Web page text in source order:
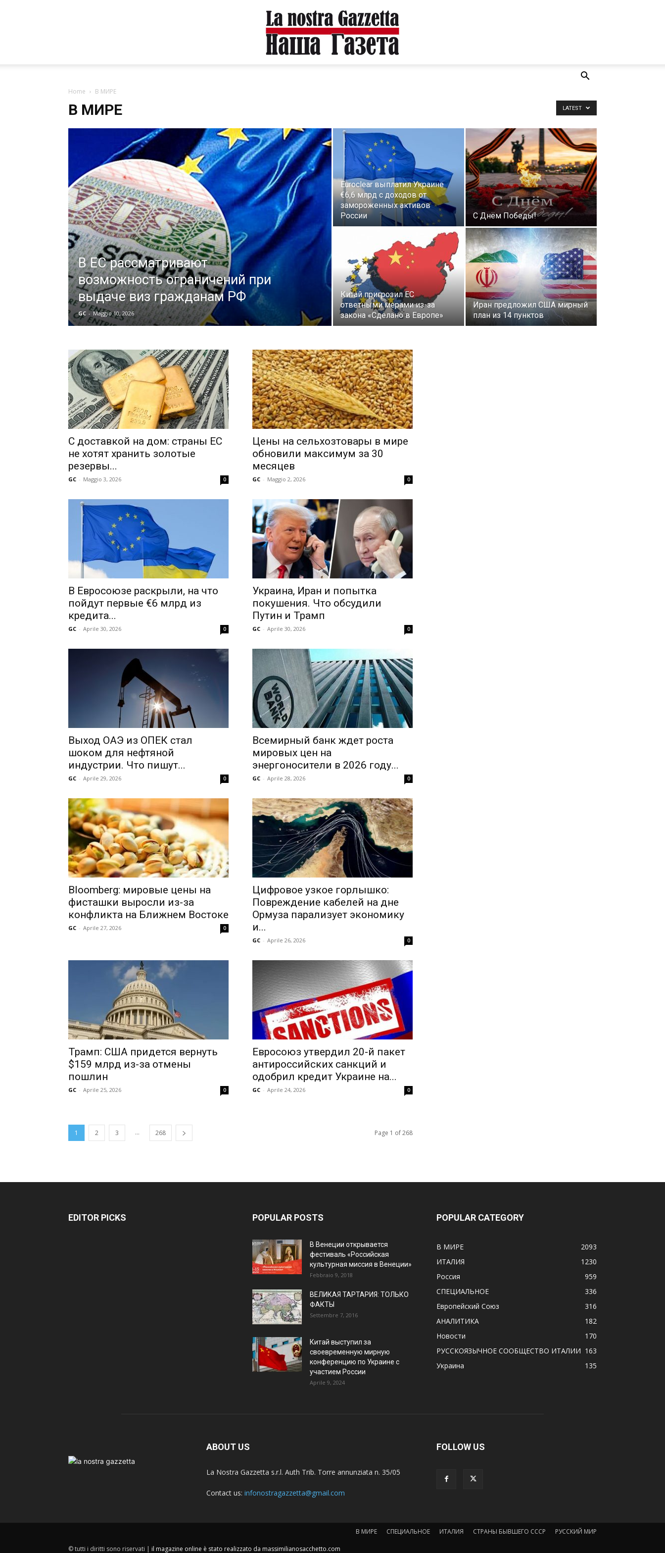
Home В МИРЕ
В МИРЕ LATEST
В ЕС рассматривают
возможность ограничений при
выдаче виз гражданам РФ
GC - Maggio 10, 2026
Euroclear выплатил Украине
€6,6 млрд с доходов от
замороженных активов
России
С Днём Победы!
Китай пригрозил ЕС
ответными мерами из-за
закона «Сделано в Европе»
Иран предложил США мирный
план из 14 пунктов
С доставкой на дом: страны ЕС
не хотят хранить золотые
резервы...
GC - Maggio 3, 2026 0
Цены на сельхозтовары в мире
обновили максимум за 30
месяцев
GC - Maggio 2, 2026 0
В Евросоюзе раскрыли, на что
пойдут первые €6 млрд из
кредита...
GC - Aprile 30, 2026 0
Украина, Иран и попытка
покушения. Что обсудили
Путин и Трамп
GC - Aprile 30, 2026 0
Выход ОАЭ из ОПЕК стал
шоком для нефтяной
индустрии. Что пишут...
GC - Aprile 29, 2026 0
Всемирный банк ждет роста
мировых цен на
энергоносители в 2026 году...
GC - Aprile 28, 2026 0
Bloomberg: мировые цены на
фисташки выросли из-за
конфликта на Ближнем Востоке
GC - Aprile 27, 2026 0
Цифровое узкое горлышко:
Повреждение кабелей на дне
Ормуза парализует экономику
и...
GC - Aprile 26, 2026 0
Трамп: США придется вернуть
$159 млрд из-за отмены
пошлин
GC - Aprile 25, 2026 0
Евросоюз утвердил 20-й пакет
антироссийских санкций и
одобрил кредит Украине на...
GC - Aprile 24, 2026 0
1 2 3 ... 268 Page 1 of 268
EDITOR PICKS POPULAR POSTS
В Венеции открывается
фестиваль «Российская
культурная миссия в Венеции»
Febbraio 9, 2018
ВЕЛИКАЯ ТАРТАРИЯ: ТОЛЬКО
ФАКТЫ
Settembre 7, 2016
Китай выступил за
своевременную мирную
конференцию по Украине с
участием России
Aprile 9, 2024
POPULAR CATEGORY
В МИРЕ
2093
ИТАЛИЯ
1230
Россия
959
СПЕЦИАЛЬНОЕ
336
Европейский Союз
316
АНАЛИТИКА
182
Новости
170
РУССКОЯЗЫЧНОЕ CООБЩЕСТВО ИТАЛИИ 163
Украина
135
ABOUT US
La Nostra Gazzetta s.r.l. Auth Trib. Torre annunziata n. 35/05
Contact us: infonostragazzetta@gmail.com
FOLLOW US
В МИРЕ СПЕЦИАЛЬНОЕ ИТАЛИЯ СТРАНЫ БЫВШЕГО СССР РУССКИЙ МИР
© tutti i diritti sono riservati | il magazine online è stato realizzato da massimilianosacchetto.com